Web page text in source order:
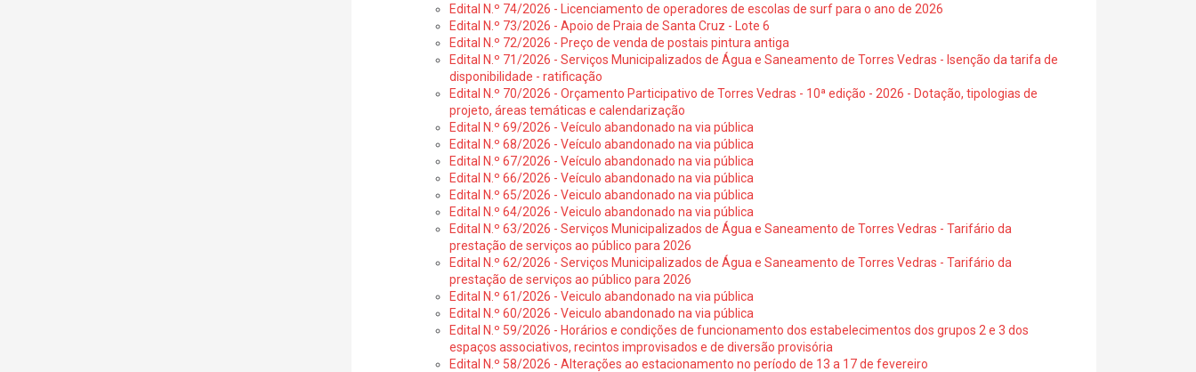
Edital N.º 74/2026 - Licenciamento de operadores de escolas de surf para o ano de 2026
Edital N.º 73/2026 - Apoio de Praia de Santa Cruz - Lote 6
Edital N.º 72/2026 - Preço de venda de postais pintura antiga
Edital N.º 71/2026 - Serviços Municipalizados de Água e Saneamento de Torres Vedras - Isenção da tarifa de
disponibilidade - ratificação
Edital N.º 70/2026 - Orçamento Participativo de Torres Vedras - 10ª edição - 2026 - Dotação, tipologias de
projeto, áreas temáticas e calendarização
Edital N.º 69/2026 - Veículo abandonado na via pública
Edital N.º 68/2026 - Veículo abandonado na via pública
Edital N.º 67/2026 - Veículo abandonado na via pública
Edital N.º 66/2026 - Veículo abandonado na via pública
Edital N.º 65/2026 - Veiculo abandonado na via pública
Edital N.º 64/2026 - Veiculo abandonado na via pública
Edital N.º 63/2026 - Serviços Municipalizados de Água e Saneamento de Torres Vedras - Tarifário da
prestação de serviços ao público para 2026
Edital N.º 62/2026 - Serviços Municipalizados de Água e Saneamento de Torres Vedras - Tarifário da
prestação de serviços ao público para 2026
Edital N.º 61/2026 - Veiculo abandonado na via pública
Edital N.º 60/2026 - Veiculo abandonado na via pública
Edital N.º 59/2026 - Horários e condições de funcionamento dos estabelecimentos dos grupos 2 e 3 dos
espaços associativos, recintos improvisados e de diversão provisória
Edital N.º 58/2026 - Alterações ao estacionamento no período de 13 a 17 de fevereiro